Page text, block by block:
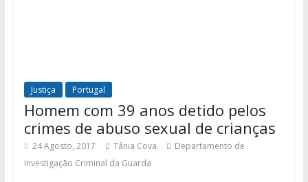
Justiça Portugal
Homem com 39 anos detido pelos
crimes de abuso sexual de crianças
24 Agosto, 2017 Tânia Cova
Departamento de
Investigação Criminal da Guarda